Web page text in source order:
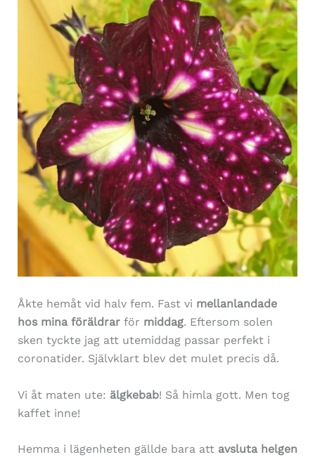
Åkte hemåt vid halv fem. Fast vi mellanlandade
hos mina föräldrarför middag. Eftersom solen
sken tyckte jag att utemiddag passar perfekt i
coronatider. Självklart blev det mulet precis då.
Vi åt maten ute: älgkebab! Så himla gott. Men tog
kaffet inne!
Hemma i lägenheten gällde bara att avsluta helgen